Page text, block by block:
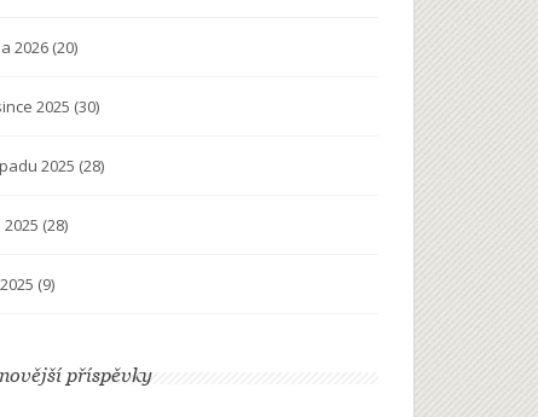
2026 (20)
2025 (30)
2025 (28)
(28)
(9)
příspěvky